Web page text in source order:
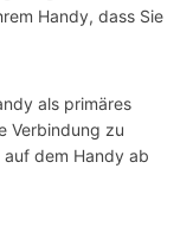
Handy, dass Sie
als primäres
Verbindung zu
dem Handy ab